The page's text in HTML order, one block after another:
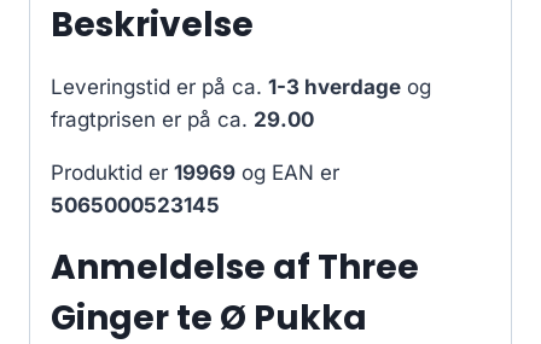
Beskrivelse
Leveringstid er på ca. 1-3 hverdage og
fragtprisen er på ca. 29.00
Produktid er 19969 og EAN er
5065000523145
Anmeldelse af Three
Ginger te Ø Pukka